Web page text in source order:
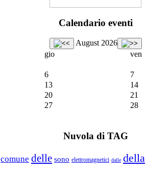
Calendario eventi
August 2026
gio ven
6 7
13 14
20 21
27 28
Nuvola di TAG
comune delle sono elettromagnetici dalle della